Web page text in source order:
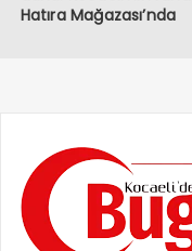
Hatıra Mağazası’nda